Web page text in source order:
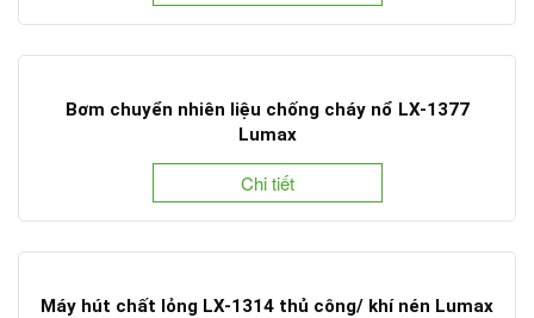
Bơm chuyển nhiên liệu chống cháy nổ LX-1377
Lumax
Chi tiết
Máy hút chất lỏng LX-1314 thủ công/ khí nén Lumax